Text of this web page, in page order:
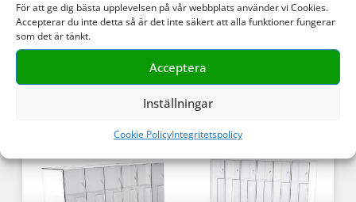
För att ge dig bästa upplevelsen på vår webbplats använder vi Cookies.
Accepterar du inte detta så är det inte säkert att alla funktioner fungerar
som det är tänkt.
Acceptera
Inställningar
Cookie PolicyIntegritetspolicy